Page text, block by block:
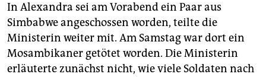
In Alexandra sei am Vorabend ein Paar aus
Simbabwe angeschossen worden, teilte die
Ministerin weiter mit. Am Samstag war dort ein
Mosambikaner getötet worden. Die Ministerin
erläuterte zunächst nicht, wie viele Soldaten nach